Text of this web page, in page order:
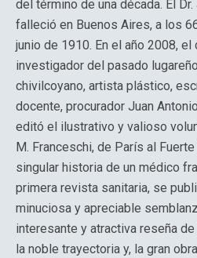
del término de una década. El
falleció en Buenos Aires, a los
junio de 1910. En el año 2008,
investigador del pasado
chivilcoyano, artista plástico,
docente, procurador Juan
editó el ilustrativo y valioso
M. Franceschi, de París al
singular historia de un médico
primera revista sanitaria, se
minuciosa y apreciable
interesante y atractiva reseña
la noble trayectoria y, la gran